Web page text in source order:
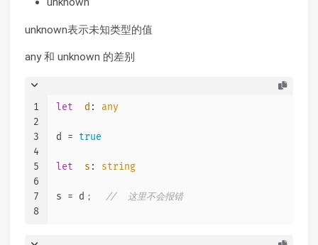
unknown表示未知类型的值
any 和 unknown 的差别
1
2
3
4
5
6
7
8
let d : any
d = true
let s : string
s = d； //  这里不会报错